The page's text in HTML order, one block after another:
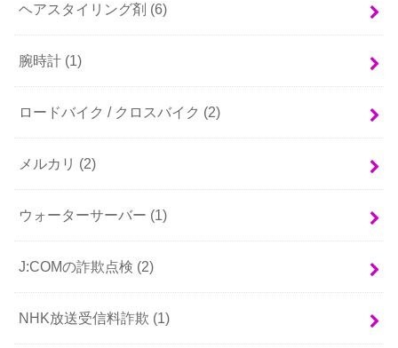
ヘアスタイリング剤 (6)
腕時計 (1)
ロードバイク / クロスバイク (2)
メルカリ (2)
ウォーターサーバー (1)
J:COMの詐欺点検 (2)
NHK放送受信料詐欺 (1)